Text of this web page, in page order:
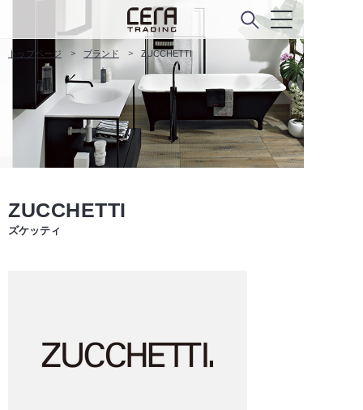
トップページ ブランド ZUCCHETTI
ZUCCHETTI
ズケッティ